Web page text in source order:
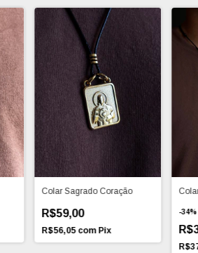
Colar Sagrado Coração
R$59,00
R$56,05 com Pix
-34